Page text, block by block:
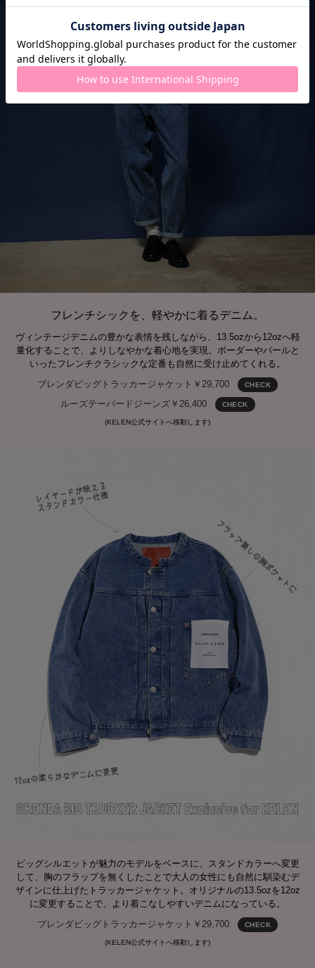
フレンチシックを、軽やかに着るデニム。
ヴィンテージデニムの豊かな表情を残しながら、13.5ozから12ozへ軽
量化することで、よりしなやかな着心地を実現。ボーダーやパールと
いったフレンチクラシックな定番も自然に受け止めてくれる。
ブレンダビッグトラッカージャケット￥29,700
CHECK
ルーズテーパードジーンズ￥26,400 CHECK
(KELEN公式サイトへ移動します)
ビッグシルエットが魅力のモデルをベースに、スタンドカラーへ変更
して、胸のフラップを無くしたことで大人の女性にも自然に馴染むデ
ザインに仕上げたトラッカージャケット。オリジナルの13.5ozを12oz
に変更することで、より着こなしやすいデニムになっている。
ブレンダビッグトラッカージャケット￥29,700
CHECK
(KELEN公式サイトへ移動します)